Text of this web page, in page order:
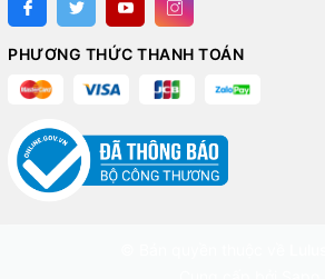
PHƯƠNG THỨC THANH TOÁN